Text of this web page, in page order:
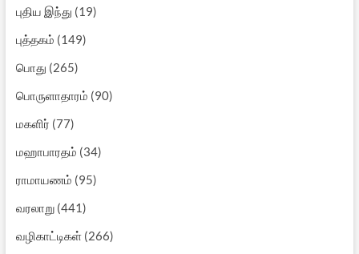
புதிய இந்து (19)
புத்தகம் (149)
பொது (265)
பொருளாதாரம் (90)
மகளிர் (77)
மஹாபாரதம் (34)
ராமாயணம் (95)
வரலாறு(441)
வழிகாட்டிகள்(266)